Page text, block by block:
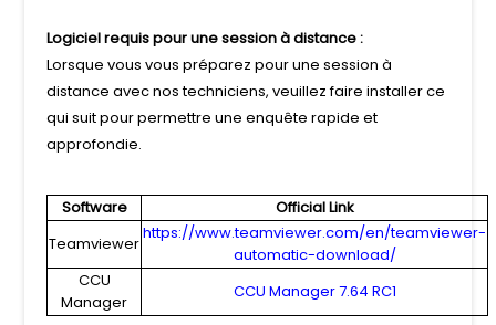
Logiciel requis pour une session à distance :
Lorsque vous vous préparez pour une session à
distance avec nos techniciens, veuillez faire installer ce
qui suit pour permettre une enquête rapide et
approfondie.
Software
Official Link
Teamviewer
https://www.teamviewer.com/en/teamviewer-
automatic-download/
CCU
Manager
CCU Manager 7.64 RC1